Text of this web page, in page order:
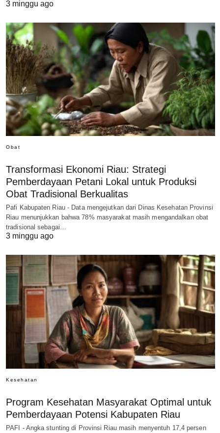
3 minggu ago
Obat
Transformasi Ekonomi Riau: Strategi
Pemberdayaan Petani Lokal untuk Produksi
Obat Tradisional Berkualitas
Pafi Kabupaten Riau - Data mengejutkan dari Dinas Kesehatan Provinsi
Riau menunjukkan bahwa 78% masyarakat masih mengandalkan obat
tradisional sebagai…
3 minggu ago
Kesehatan
Program Kesehatan Masyarakat Optimal untuk
Pemberdayaan Potensi Kabupaten Riau
PAFI - Angka stunting di Provinsi Riau masih menyentuh 17,4 persen